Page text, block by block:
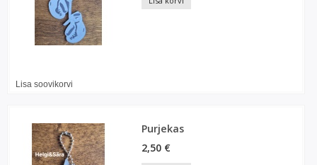
Lisa soovikorvi
Purjekas
2,50 €